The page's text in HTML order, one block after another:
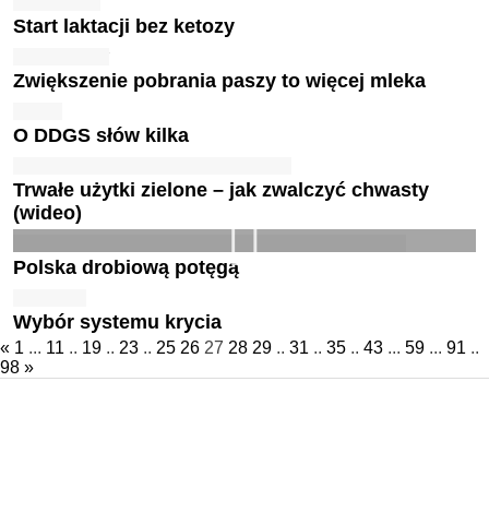
Start laktacji bez ketozy
Zwiększenie pobrania paszy to więcej mleka
O DDGS słów kilka
Trwałe użytki zielone – jak zwalczyć chwasty
(wideo)
Polska drobiową potęgą
Wybór systemu krycia
« 1 ... 11 .. 19 .. 23 .. 25 26 27 28 29 .. 31 .. 35 .. 43 ... 59 ... 91 ..
98 »